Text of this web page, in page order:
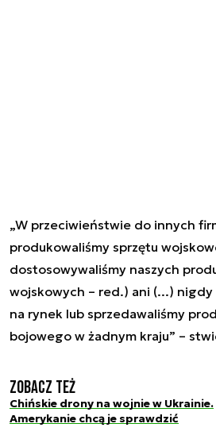
„W przeciwieństwie do innych
produkowaliśmy sprzętu
dostosowywaliśmy naszych
wojskowych – red.) ani (...)
na rynek lub sprzedawaliśmy
bojowego w żadnym kraju” –
Zobacz też
Chińskie drony na wojnie w Ukrainie.
Amerykanie chcą je sprawdzić